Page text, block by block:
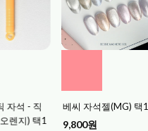
직
택1
베씨 자석젤(MG) 택1
9,800원